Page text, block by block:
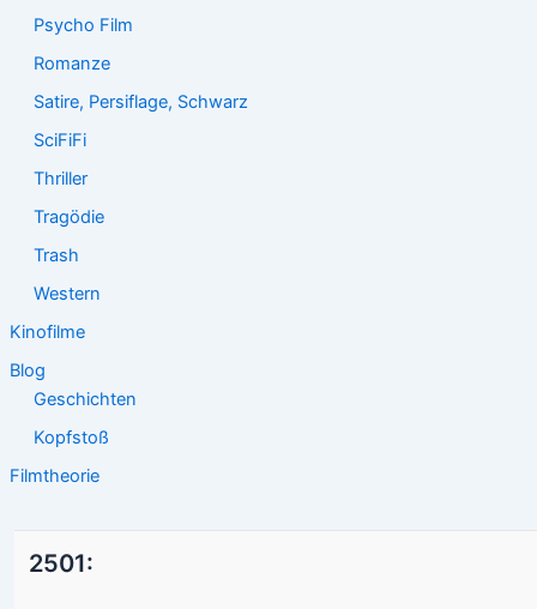
Psycho Film
Romanze
Satire, Persiflage, Schwarz
SciFiFi
Thriller
Tragödie
Trash
Western
Kinofilme
Blog
Geschichten
Kopfstoß
Filmtheorie
2501: